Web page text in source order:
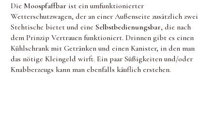
Die Moospfaffbar ist ein umfunktionierter
Wetterschutzwagen, der an einer Außenseite zusätzlich zwei
Stehtische bietet und eine Selbstbedienungsbar, die nach
dem Prinzip Vertrauen funktioniert. Drinnen gibt es einen
Kühlschrank mit Getränken und einen Kanister, in den man
das nötige Kleingeld wirft. Ein paar Süßigkeiten und/oder
Knabberzeugs kann man ebenfalls käuflich erstehen.